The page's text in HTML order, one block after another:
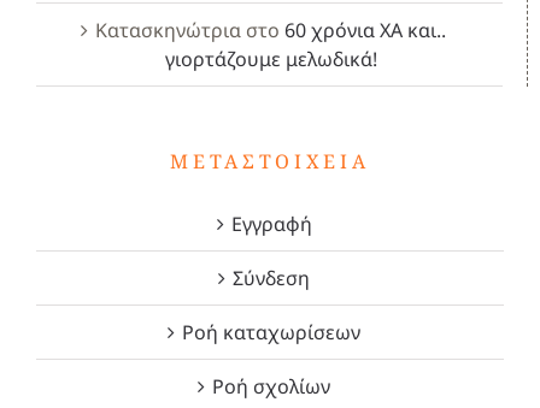
Κατασκηνώτρια στο 60 χρόνια ΧΑ και..
γιορτάζουμε μελωδικά!
ΜΕΤΑΣΤΟΙΧΕΊΑ
Εγγραφή
Σύνδεση
Ροή καταχωρίσεων
Ροή σχολίων